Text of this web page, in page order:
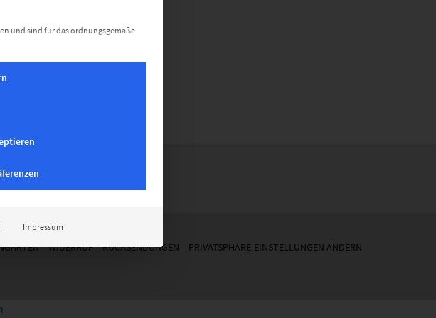
WIDERRUF – RÜCKSENDUNGEN
PRIVATSPHÄRE-EINSTELLUNGEN ÄNDERN
Einwilligung erteilt werden kann. Die erste Service-Gruppe ist essenziell und kann nicht
und sind für das ordnungsgemäße
genutzt, um personalisierte
Impressum